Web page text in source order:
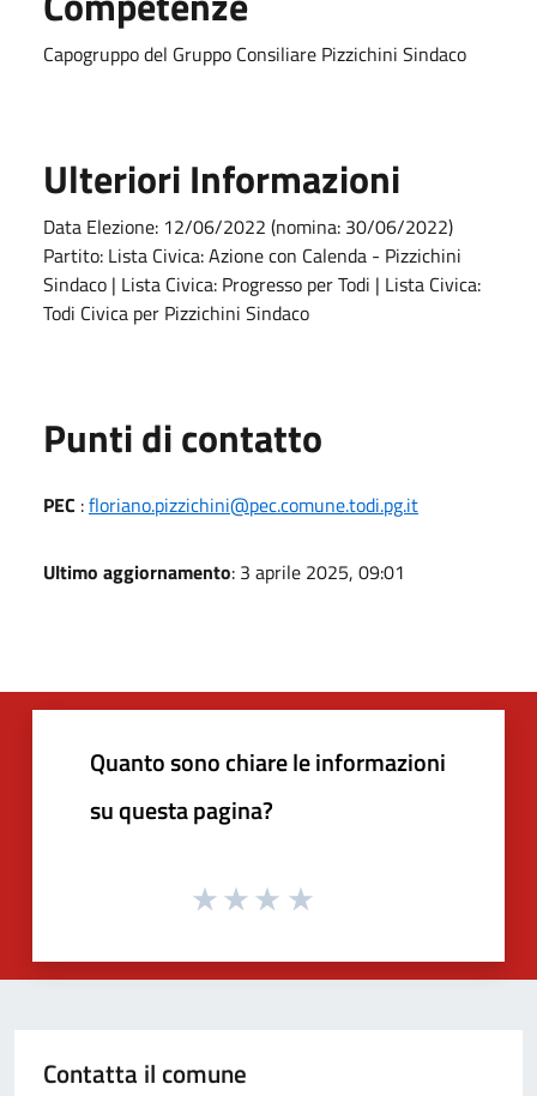
Capogruppo del Gruppo Consiliare Pizzichini Sindaco
Ulteriori Informazioni
Data Elezione: 12/06/2022 (nomina: 30/06/2022)
Partito: Lista Civica: Azione con Calenda - Pizzichini
Sindaco | Lista Civica: Progresso per Todi | Lista Civica:
Todi Civica per Pizzichini Sindaco
Punti di contatto
PEC :floriano.pizzichini@pec.comune.todi.pg.it
Ultimo aggiornamento: 3 aprile 2025, 09:01
Quanto sono chiare le informazioni
su questa pagina?
Contatta il comune